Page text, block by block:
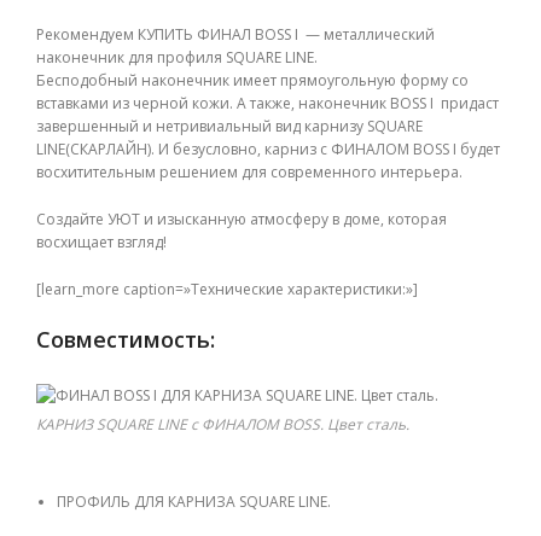
Рекомендуем КУПИТЬ ФИНАЛ BOSS I — металлический
наконечник для профиля SQUARE LINE.
Бесподобный наконечник имеет прямоугольную форму со
вставками из черной кожи. А также, наконечник BOSS I придаст
завершенный и нетривиальный вид карнизу SQUARE
LINE(СКАРЛАЙН). И безусловно, карниз с ФИНАЛОМ BOSS I будет
восхитительным решением для современного интерьера.
Создайте УЮТ и изысканную атмосферу в доме, которая
восхищает взгляд!
[learn_more caption=»Технические характеристики:»]
Совместимость:
КАРНИЗ SQUARE LINE с ФИНАЛОМ BOSS. Цвет сталь.
ПРОФИЛЬ ДЛЯ КАРНИЗА SQUARE LINE.